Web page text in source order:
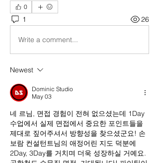
0
1 26
Write a comment...
Newest
Dominic Studio
May 03
네 르님, 면접 경험이 전혀 없으셨는데 1Day
수업에서 실제 면접에서 중요한 포인트들을
제대로 짚어주셔서 방향성을 찾으셨군요! 손
보람 컨설턴트님의 애정어린 지도 덕분에
2Day, 3Day를 거치며 더욱 성장하실 거예요.